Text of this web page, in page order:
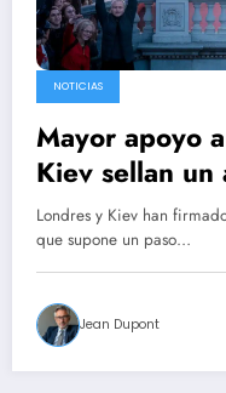
NOTICIAS
Mayor apoyo
Kiev sellan un
financiación
euros para
defensivas
Londres y Kiev han
que supone un paso…
Jean Dupont